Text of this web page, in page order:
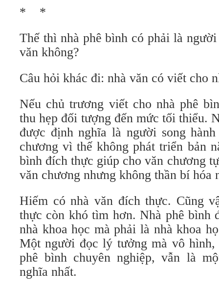
* *
Thế thì nhà phê bình có phải là
văn không?
Câu hỏi khác đi: nhà văn có viết cho
Nếu chủ trương viết cho nhà phê
thu hẹp đối tượng đến mức tối thiểu.
được định nghĩa là người song
chương vì thế không phát triển bản
bình đích thực giúp cho văn chương
văn chương nhưng không thần bí hóa
Hiếm có nhà văn đích thực. Cũng
thực còn khó tìm hơn. Nhà phê bình
nhà khoa học mà phải là nhà khoa
Một người đọc lý tưởng mà vô hình,
phê bình chuyên nghiệp, vẫn là
nghĩa nhất.